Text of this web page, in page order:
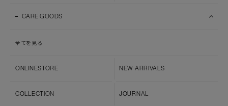
CARE GOODS
全てを見る
ONLINESTORE NEW ARRIVALS
COLLECTION JOURNAL